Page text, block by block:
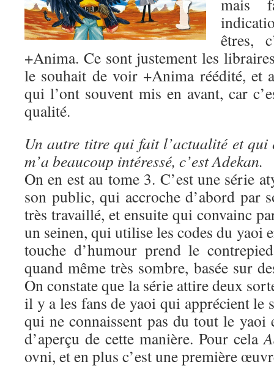
mais
êtres,
+Anima. Ce sont justement les
le souhait de voir +Anima réédité, et
qui l’ont souvent mis en avant, car
qualité.
Un autre titre qui fait l’actualité et
m’a beaucoup intéressé, c’est Adekan.
On en est au tome 3. C’est une série
son public, qui accroche d’abord par
très travaillé, et ensuite qui convainc
un seinen, qui utilise les codes du yaoi
touche d’humour prend le
quand même très sombre, basée sur
On constate que la série attire deux
il y a les fans de yaoi qui apprécient le
qui ne connaissent pas du tout le
d’aperçu de cette manière. Pour cela
ovni, et en plus c’est une première